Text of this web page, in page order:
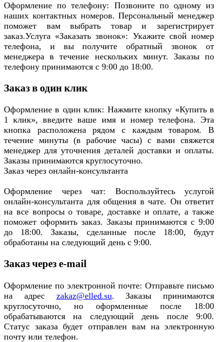
Оформление по телефону: Позвоните по одному из
наших контактных номеров. Персональный менеджер
поможет вам выбрать товар и зарегистрирует
заказ.Услуга «Заказать звонок»: Укажите свой номер
телефона, и вы получите обратный звонок от
менеджера в течение нескольких минут. Заказы по
телефону принимаются с 9:00 до 18:00.
Заказ в один клик
Оформление в один клик: Нажмите кнопку «Купить в
1 клик», введите ваше имя и номер телефона. Эта
кнопка расположена рядом с каждым товаром. В
течение минуты (в рабочие часы) с вами свяжется
менеджер для уточнения деталей доставки и оплаты.
Заказы принимаются круглосуточно.
Заказ через онлайн-консультанта
Оформление через чат: Воспользуйтесь услугой
онлайн-консультанта для общения в чате. Он ответит
на все вопросы о товаре, доставке и оплате, а также
поможет оформить заказ. Заказы принимаются с 9:00
до 18:00. Заказы, сделанные после 18:00, будут
обработаны на следующий день с 9:00.
Заказ через e-mail
Оформление по электронной почте: Отправьте письмо
на адрес zakaz@elled.su. Заказы принимаются
круглосуточно, но оформленные после 18:00
обрабатываются на следующий день после 9:00.
Статус заказа будет отправлен вам на электронную
почту или телефон.